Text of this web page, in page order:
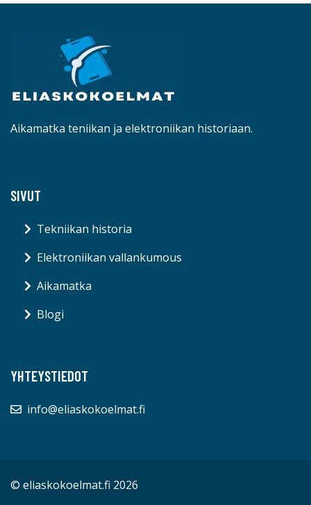
Aikamatka teniikan ja elektroniikan historiaan.
SIVUT
Tekniikan historia
Elektroniikan vallankumous
Aikamatka
Blogi
YHTEYSTIEDOT
info@eliaskokoelmat.fi
© eliaskokoelmat.fi 2026